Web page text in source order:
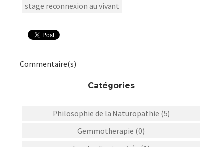
stage reconnexion au vivant
Commentaire(s)
Catégories
Philosophie de la Naturopathie (5)
Gemmotherapie (0)